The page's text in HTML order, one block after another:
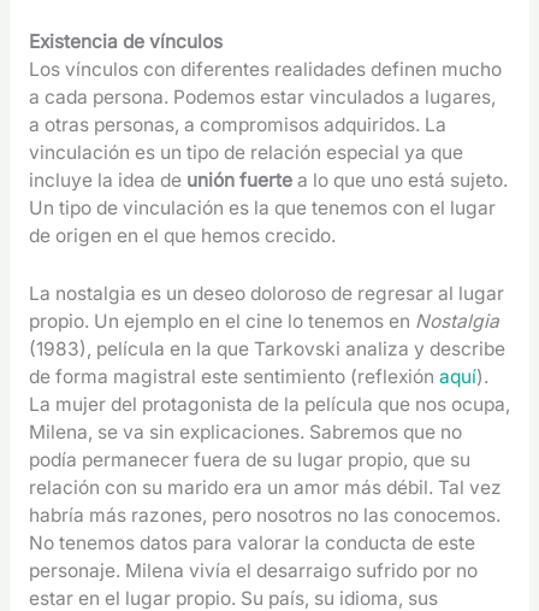
Existencia de vínculos
Los vínculos con diferentes realidades definen mucho
a cada persona. Podemos estar vinculados a lugares,
a otras personas, a compromisos adquiridos. La
vinculación es un tipo de relación especial ya que
incluye la idea de unión fuertea lo que uno está sujeto.
Un tipo de vinculación es la que tenemos con el lugar
de origen en el que hemos crecido.
La nostalgia es un deseo doloroso de regresar al lugar
propio. Un ejemplo en el cine lo tenemos en Nostalgia
(1983), película en la que Tarkovski analiza y describe
de forma magistral este sentimiento (reflexión aquí).
La mujer del protagonista de la película que nos ocupa,
Milena, se va sin explicaciones. Sabremos que no
podía permanecer fuera de su lugar propio, que su
relación con su marido era un amor más débil. Tal vez
habría más razones, pero nosotros no las conocemos.
No tenemos datos para valorar la conducta de este
personaje. Milena vivía el desarraigo sufrido por no
estar en el lugar propio. Su país, su idioma, sus